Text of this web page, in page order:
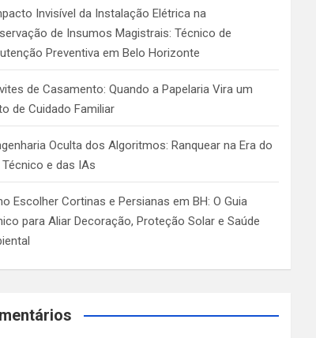
Invisível da Instalação Elétrica na
de Insumos Magistrais: Técnico de
Preventiva em Belo Horizonte
de Casamento: Quando a Papelaria Vira um
de Cuidado Familiar
Oculta dos Algoritmos: Ranquear na Era do
Técnico e das IAs
Escolher Cortinas e Persianas em BH: O Guia
para Aliar Decoração, Proteção Solar e Saúde